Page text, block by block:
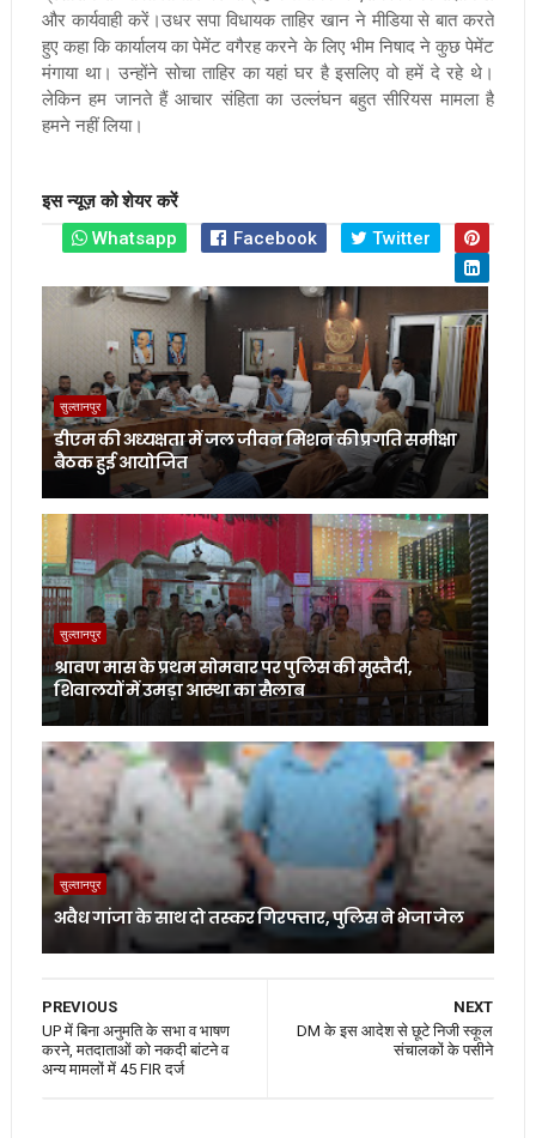
और कार्यवाही करें।उधर सपा विधायक ताहिर खान ने मीडिया से बात करते
हुए कहा कि कार्यालय का पेमेंट वगैरह करने के लिए भीम निषाद ने कुछ पेमेंट
मंगाया था। उन्होंने सोचा ताहिर का यहां घर है इसलिए वो हमें दे रहे थे।
लेकिन हम जानते हैं आचार संहिता का उल्लंघन बहुत सीरियस मामला है
हमने नहीं लिया।
इस न्यूज़ को शेयर करें
Whatsapp
Facebook Twitter
सुल्तानपुर
डीएम की अध्यक्षता में जल जीवन मिशन की प्रगति समीक्षा
बैठक हुई आयोजित
सुल्तानपुर
श्रावण मास के प्रथम सोमवार पर पुलिस की मुस्तैदी,
शिवालयों में उमड़ा आस्था का सैलाब
सुल्तानपुर
अवैध गांजा के साथ दो तस्कर गिरफ्तार, पुलिस ने भेजा जेल
NEXT
DM के इस आदेश से छूटे निजी स्कूल
संचालकों के पसीने
PREVIOUS
UP में बिना अनुमति के सभा व भाषण
करने, मतदाताओं को नकदी बांटने व
अन्य मामलों में 45 FIR दर्ज